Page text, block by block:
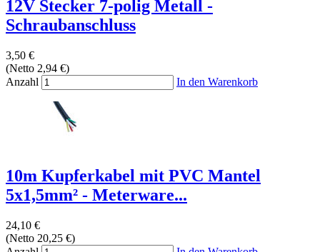
12V Stecker 7-polig Metall -
Schraubanschluss
3,50 €
(Netto 2,94 €)
Anzahl
In den Warenkorb
10m Kupferkabel mit PVC Mantel
5x1,5mm² - Meterware...
24,10 €
(Netto 20,25 €)